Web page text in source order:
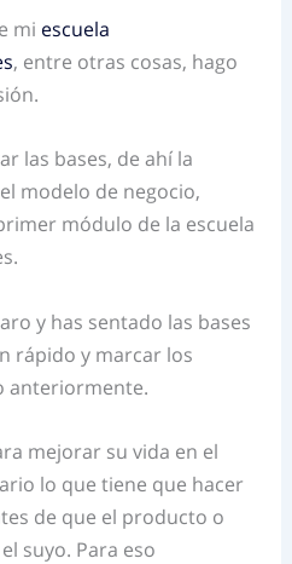
mi escuela
, entre otras cosas, hago
las bases, de ahí la
modelo de negocio,
módulo de la escuela
y has sentado las bases
rápido y marcar los
anteriormente.
mejorar su vida en el
lo que tiene que hacer
de que el producto o
suyo. Para eso